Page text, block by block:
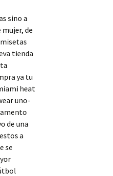
sino a
de
tienda
ya tu
heat
uno-
de una
a
se